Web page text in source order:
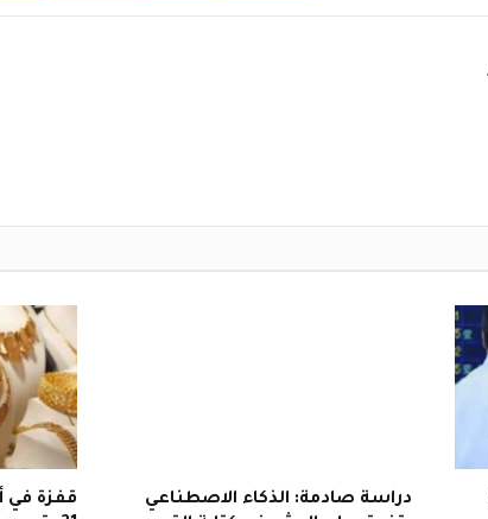
دراسة صادمة: الذكاء الاصطناعي
قفزة في